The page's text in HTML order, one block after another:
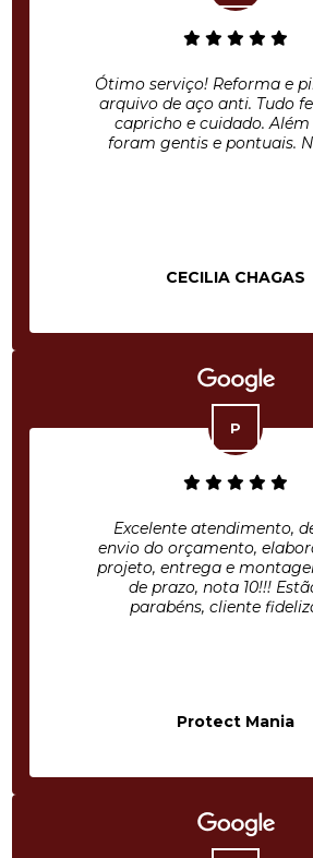
Ótimo serviço! Reforma e
arquivo de aço anti. Tudo
capricho e cuidado. Além
foram gentis e pontuais.
CECILIA CHAGAS
Excelente atendimento,
envio do orçamento,
projeto, entrega e
de prazo, nota 10!!!
parabéns, cliente
Protect Mania